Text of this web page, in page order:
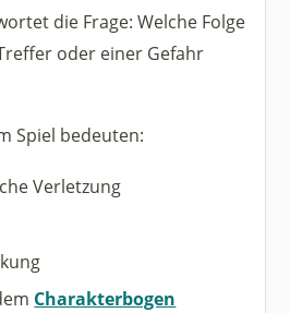
die Frage: Welche Folge
oder einer Gefahr
Spiel bedeuten:
Verletzung
Charakterbogen